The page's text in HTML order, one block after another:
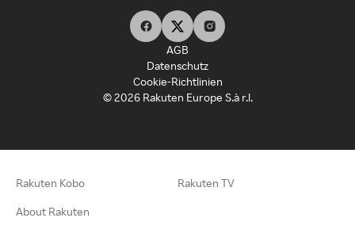
AGB
Datenschutz
Cookie-Richtlinien
© 2026 Rakuten Europe S.à r.l.
Rakuten Kobo Rakuten TV
About Rakuten